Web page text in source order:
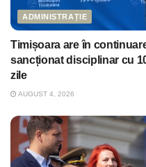
ADMINISTRAȚIE
Timișoara are în
sancționat disciplinar cu
zile
AUGUST 4, 2026